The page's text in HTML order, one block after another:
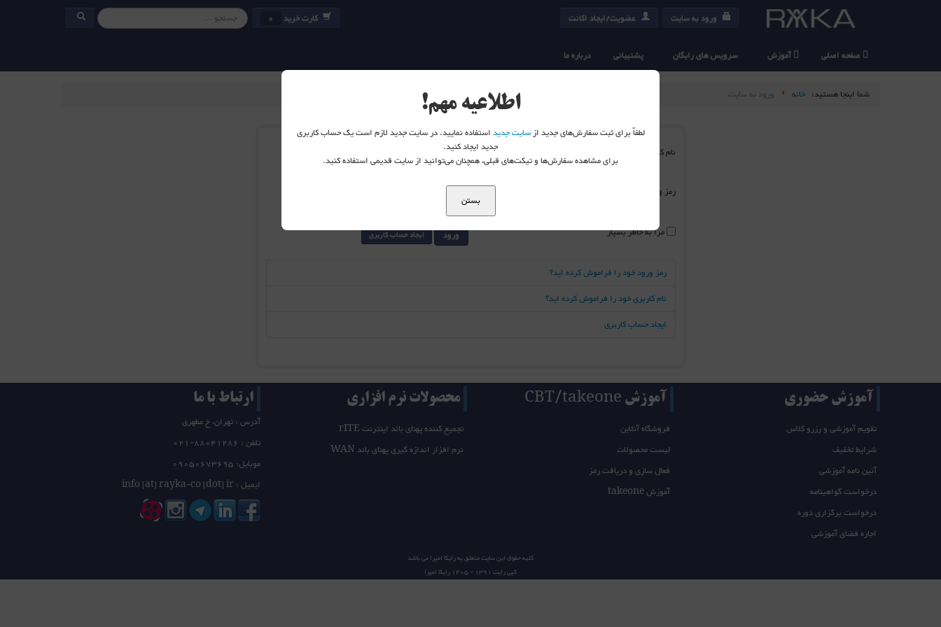
ورود به سایت عضویت/ایجاد اکانت کارت خرید 0
صفحه اصلی آموزش سرویس های رایگان پشتیبانی درباره ما
شما اینجا هستید: خانه ورود به سایت
نام کاربری
رمز ورود
مرا به خاطر بسپار ورود ایجاد حساب کاربری
رمز ورود خود را فراموش کرده اید؟
نام کاربری خود را فراموش کرده اید؟
ایجاد حساب کاربری
آموزش حضوری
تقویم آموزشی و رزرو کلاس
شرایط تخفیف
آئین نامه آموزشی
درخواست گواهینامه
درخواست برگزاری دوره
اجاره فضای آموزشی
آموزش CBT/takeone
فروشگاه آنلاین
لیست محصولات
فعال سازی و دریافت رمز
آموزش takeone
محصولات نرم افزاری
تجمیع کننده پهنای باند اینترنت rITE
نرم افزار اندازه گیری پهنای باند WAN
ارتباط با ما
آدرس : تهران، خ مطهری
تلفن : 21-88041286
0
موبایل: 09050673695
ایمیل : info [at] rayka-co [dot] ir
کلیه حقوق این سایت متعلق بهرایکا امپرامی باشد
کپی رایت 1391 - 1405
رایکا امپرا
اطلاعیه مهم!
لطفاً برای ثبت سفارش‌های جدید ازسایت جدیداستفاده نمایید. در سایت جدید لازم است یک حساب کاربری
جدید ایجاد کنید.
برای مشاهده سفارش‌ها و تیکت‌های قبلی، همچنان می‌توانید از سایت قدیمی استفاده کنید.
بستن